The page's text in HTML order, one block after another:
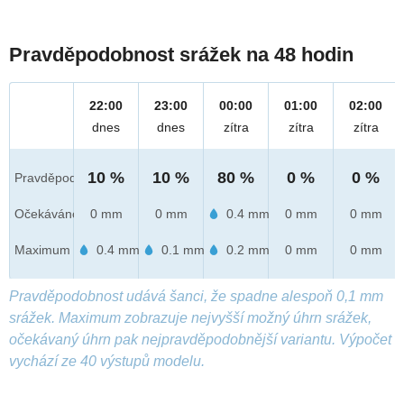
Pravděpodobnost srážek na 48 hodin
Pravděpod.
Očekáváno
Maximum
22:00
dnes
10 %
0 mm
0.4 mm
23:00
dnes
10 %
0 mm
0.1 mm
00:00
zítra
80 %
0.4 mm
0.2 mm
01:00
zítra
0 %
0 mm
0 mm
02:00
zítra
0 %
0 mm
0 mm
Pravděpodobnost udává šanci, že spadne alespoň 0,1 mm
srážek. Maximum zobrazuje nejvyšší možný úhrn srážek,
očekávaný úhrn pak nejpravděpodobnější variantu. Výpočet
vychází ze 40 výstupů modelu.